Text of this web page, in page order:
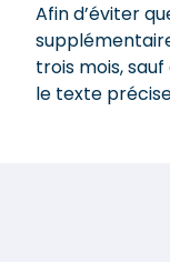
Afin d’éviter
trois mois,
le texte